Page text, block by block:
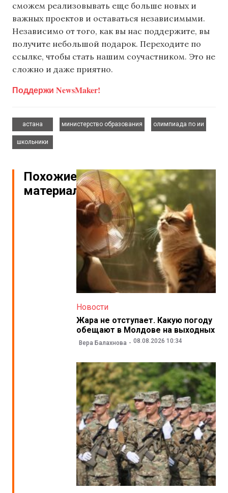
сможем реализовывать еще больше новых и
важных проектов и оставаться независимыми.
Независимо от того, как вы нас поддержите, вы
получите небольшой подарок. Переходите по
ссылке, чтобы стать нашим соучастником. Это не
сложно и даже приятно.
Поддержи NewsMaker!
астана
министерство образования
олимпиада по ии
школьники
Похожие
материалы
Новости
Жара не отступает. Какую погоду
обещают в Молдове на выходных
Вера Балахнова 08.08.2026 10:34